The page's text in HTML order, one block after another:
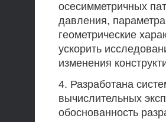
осесимметричных
давления,
геометрические
ускорить
изменения
4. Разработана
вычислительных
обоснованность